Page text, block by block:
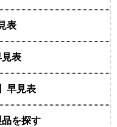
表
見表
早見表
品を探す